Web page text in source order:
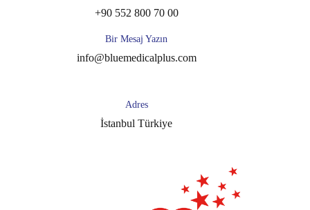
+90 552 800 70 00
Bir Mesaj Yazın
info@bluemedicalplus.com
Adres
İstanbul Türkiye